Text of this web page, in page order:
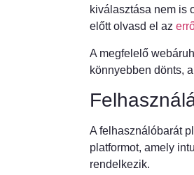
kiválasztása nem is
előtt olvasd el az
A megfelelő
könnyebben dönts,
A felhasználóbarát
platformot, amely
rendelkezik.